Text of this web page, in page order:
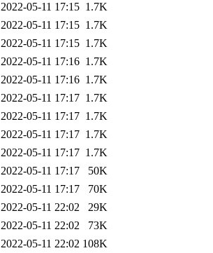
2022-05-11 17:15 1.7K
2022-05-11 17:15 1.7K
2022-05-11 17:15 1.7K
2022-05-11 17:16 1.7K
2022-05-11 17:16 1.7K
2022-05-11 17:17 1.7K
2022-05-11 17:17 1.7K
2022-05-11 17:17 1.7K
2022-05-11 17:17 1.7K
2022-05-11 17:17
50K
2022-05-11 17:17
70K
2022-05-11 22:02
29K
2022-05-11 22:02
73K
2022-05-11 22:02 108K